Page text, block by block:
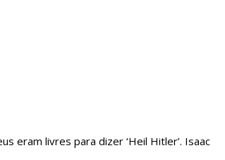
eram livres para dizer ‘Heil Hitler’. Isaac